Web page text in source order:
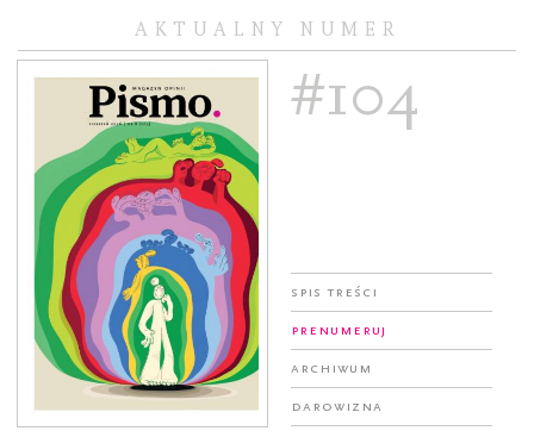
AKTUALNY NUMER
#104
Spis treści
Prenumeruj
Archiwum
Darowizna